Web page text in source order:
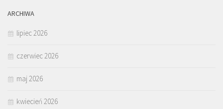
ARCHIWA
lipiec 2026
czerwiec 2026
maj 2026
kwiecień 2026